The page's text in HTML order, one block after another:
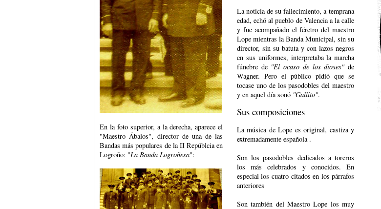
En la foto superior, a la derecha, aparece el
"Maestro Ábalos", director de una de las
Bandas más populares de la II Repúblcia en
Logroño: "La Banda Logroñesa":
La noticia de su fallecimiento, a temprana
edad, echó al pueblo de Valencia a la calle
y fue acompañado el féretro del maestro
Lope mientras la Banda Municipal, sin su
director, sin su batuta y con lazos negros
en sus uniformes, interpretaba la marcha
fúnebre de "El ocaso de los dioses"de
Wagner. Pero el público pidió que se
tocase uno de los pasodobles del maestro
y en aquel día sonó "Gallito".
Sus composiciones
La música de Lope es original, castiza y
extremadamente española .
Son los pasodobles dedicados a toreros
los más celebrados y conocidos. En
especial los cuatro citados en los párrafos
anteriores
Son también del Maestro Lope los muy